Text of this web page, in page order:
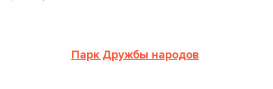
Парк Дружбы народов